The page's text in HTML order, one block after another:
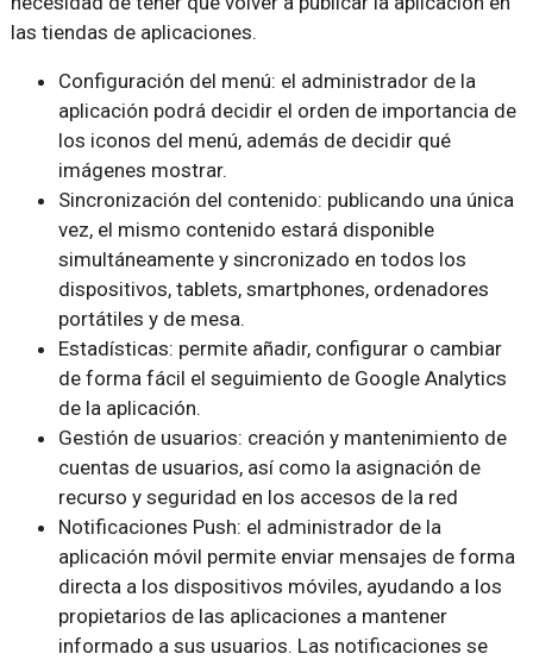
las tiendas de aplicaciones.
Configuración del menú: el administrador de la
aplicación podrá decidir el orden de importancia de
los iconos del menú, además de decidir qué
imágenes mostrar.
Sincronización del contenido: publicando una única
vez, el mismo contenido estará disponible
simultáneamente y sincronizado en todos los
dispositivos, tablets, smartphones, ordenadores
portátiles y de mesa.
Estadísticas: permite añadir, configurar o cambiar
de forma fácil el seguimiento de Google Analytics
de la aplicación.
Gestión de usuarios: creación y mantenimiento de
cuentas de usuarios, así como la asignación de
recurso y seguridad en los accesos de la red
Notificaciones Push: el administrador de la
aplicación móvil permite enviar mensajes de forma
directa a los dispositivos móviles, ayudando a los
propietarios de las aplicaciones a mantener
informado a sus usuarios. Las notificaciones se